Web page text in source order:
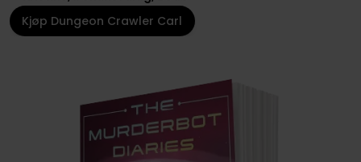
Kjøp Dungeon Crawler Carl